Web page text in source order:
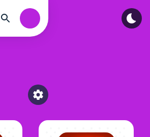
Authorization
Tìm
Select a category